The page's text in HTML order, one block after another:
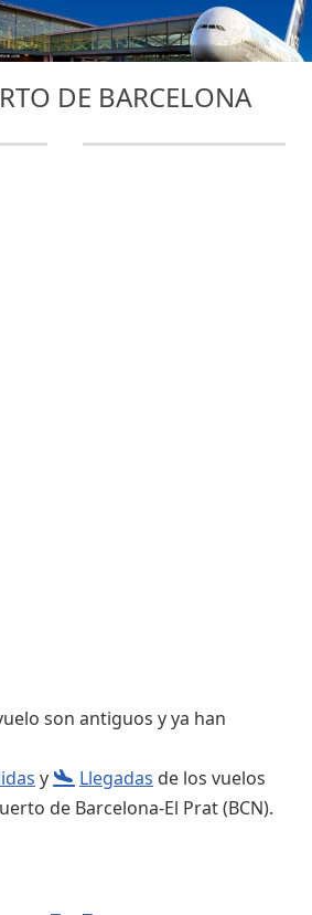
DE BARCELONA
son antiguos y ya han
y Llegadas de los vuelos
de Barcelona-El Prat (BCN).